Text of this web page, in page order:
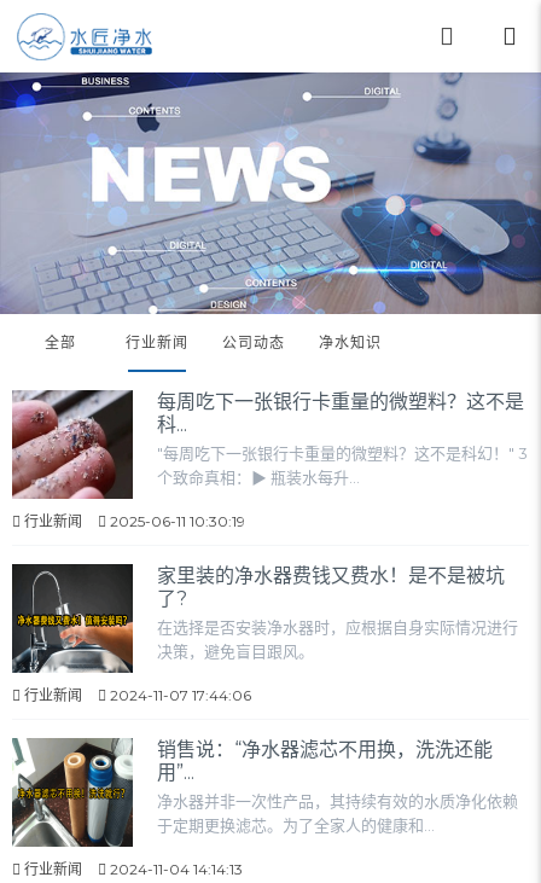
全部 行业新闻 公司动态 净水知识
每周吃下一张银行卡重量的微塑料？这不是
科...
"每周吃下一张银行卡重量的微塑料？这不是科幻！" 3
个致命真相：▶ 瓶装水每升...
行业新闻 2025-06-11 10:30:19
家里装的净水器费钱又费水！是不是被坑
了?
在选择是否安装净水器时，应根据自身实际情况进行
决策，避免盲目跟风。
行业新闻 2024-11-07 17:44:06
销售说：“净水器滤芯不用换，洗洗还能
用”...
净水器并非一次性产品，其持续有效的水质净化依赖
于定期更换滤芯。为了全家人的健康和...
行业新闻 2024-11-04 14:14:13